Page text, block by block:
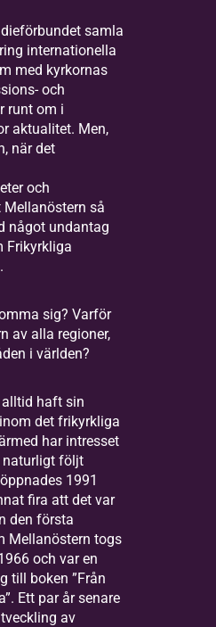
samla
internationella
med kyrkornas
och
runt om i
aktualitet. Men,
när det
och
så
något undantag
Frikyrkliga
sig? Varför
av alla regioner,
i världen?
haft sin
det frikyrkliga
har intresset
naturligt följt
1991
fira att det var
den första
Mellanöstern togs
och var en
till boken ”Från
Ett par år senare
av